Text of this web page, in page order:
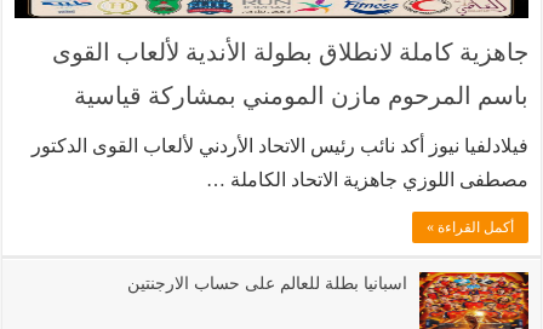
جاهزية كاملة لانطلاق بطولة الأندية لألعاب القوى
باسم المرحوم مازن المومني بمشاركة قياسية
فيلادلفيا نيوز أكد نائب رئيس الاتحاد الأردني لألعاب القوى الدكتور
مصطفى اللوزي جاهزية الاتحاد الكاملة …
أكمل القراءة »
اسبانيا بطلة للعالم على حساب الارجنتين